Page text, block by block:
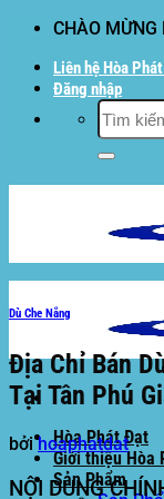
dung
CHÀO
Liên hệ Hòa
Đăng nhập
Tìm
kiếm:
Hòa Phát Đạt
Giới thiệu Hòa
Sản Phẩm
Dù Che Nắng
Địa Chỉ Bán
Tại Tân Phú
bởihoaphatdat
NỘI DUNG